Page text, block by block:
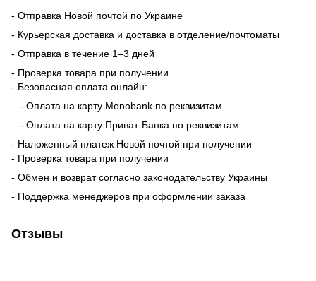
- Отправка Новой почтой по Украине
- Курьерская доставка и доставка в отделение/почтоматы
- Отправка в течение 1–3 дней
- Проверка товара при получении
- Безопасная оплата онлайн:
- Оплата на карту Monobank по реквизитам
- Оплата на карту Приват-Банка по реквизитам
- Наложенный платеж Новой почтой при получении
- Проверка товара при получении
- Обмен и возврат согласно законодательству Украины
- Поддержка менеджеров при оформлении заказа
Отзывы